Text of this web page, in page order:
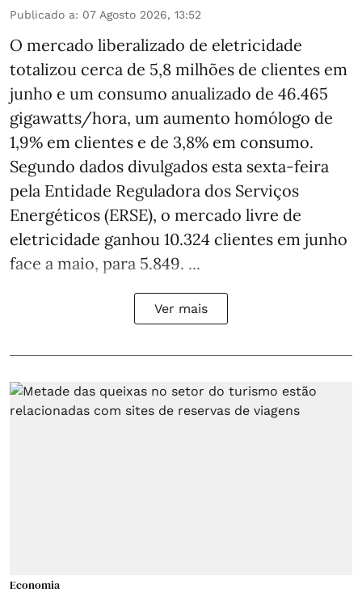
Publicado a: 07 Agosto 2026, 13:52
O mercado liberalizado de eletricidade
totalizou cerca de 5,8 milhões de clientes em
junho e um consumo anualizado de 46.465
gigawatts/hora, um aumento homólogo de
1,9% em clientes e de 3,8% em consumo.
Segundo dados divulgados esta sexta-feira
pela Entidade Reguladora dos Serviços
Energéticos (ERSE), o mercado livre de
eletricidade ganhou 10.324 clientes em junho
face a maio, para 5.849. ...
Ver mais
Economia